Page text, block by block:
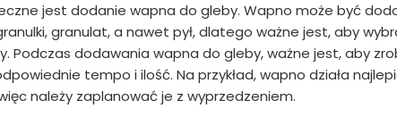
jest dodanie wapna do gleby. Wapno może być
granulat, a nawet pył, dlatego ważne jest, aby
Podczas dodawania wapna do gleby, ważne jest, aby
tempo i ilość. Na przykład, wapno działa
należy zaplanować je z wyprzedzeniem.